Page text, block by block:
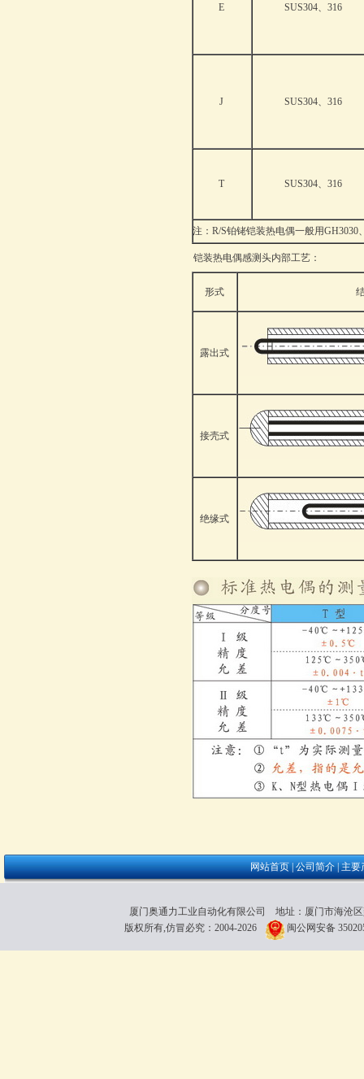
E SUS304、316
J SUS304、316
T SUS304、316
注：R/S铂铑铠装热电偶一般用GH3030
铠装热电偶感测头内部工艺：
形式
露出式
接壳式
绝缘式
网站首页|公司简介|主要
厦门奥通力工业自动化有限公司 地址：厦门市海沧区
版权所有,仿冒必究：2004-2026
闽公网安备